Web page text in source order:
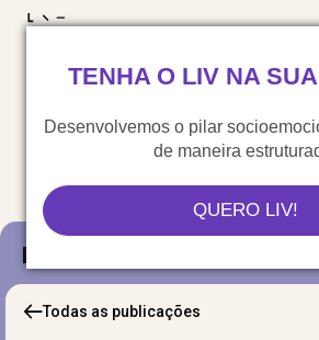
TENHA O LIV NA
Desenvolvemos o pilar
de maneira
QUERO LIV!
Blog
Todas as publicações